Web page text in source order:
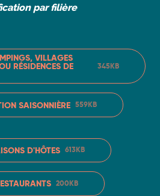
par filière
VILLAGES
RÉSIDENCES DE 345KB
SAISONNIÈRE 559KB
D'HÔTES 613KB
200KB